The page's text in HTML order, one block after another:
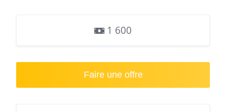
1 600
Faire une offre